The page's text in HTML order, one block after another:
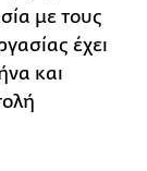
με τους
έχει
και